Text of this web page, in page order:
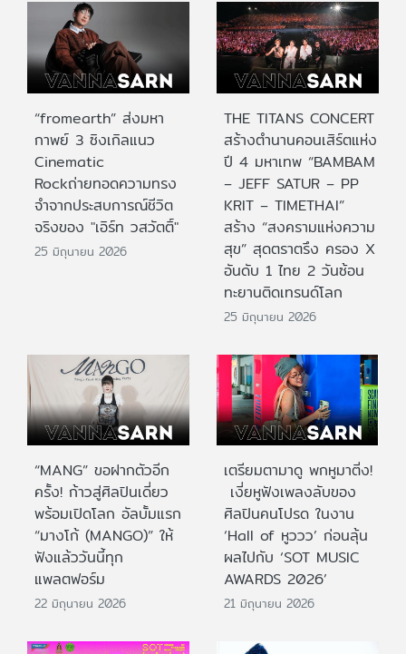
“fromearth” ส่งมหา
กาพย์ 3 ซิงเกิลแนว
Cinematic
Rockถ่ายทอดความทรง
จำจากประสบการณ์ชีวิต
จริงของ "เอิร์ท วสวัตติ์"
25 มิถุนายน 2026
THE TITANS CONCERT
สร้างตำนานคอนเสิร์ตแห่ง
ปี 4 มหาเทพ “BAMBAM
– JEFF SATUR – PP
KRIT – TIMETHAI”
สร้าง “สงครามแห่งความ
สุข” สุดตราตรึง ครอง X
อันดับ 1 ไทย 2 วันซ้อน
ทะยานติดเทรนด์โลก
25 มิถุนายน 2026
“MANG” ขอฝากตัวอีก
ครั้ง! ก้าวสู่ศิลปินเดี่ยว
พร้อมเปิดโลก อัลบั้มแรก
“มางโก้ (MANGO)” ให้
ฟังแล้ววันนี้ทุก
แพลตฟอร์ม
22 มิถุนายน 2026
เตรียมตามาดู พกหูมาติ่ง!
เงี่ยหูฟังเพลงลับของ
ศิลปินคนโปรด ในงาน
‘Hall of หูววว’ ก่อนลุ้น
ผลไปกับ ‘SOT MUSIC
AWARDS 2026’
21 มิถุนายน 2026